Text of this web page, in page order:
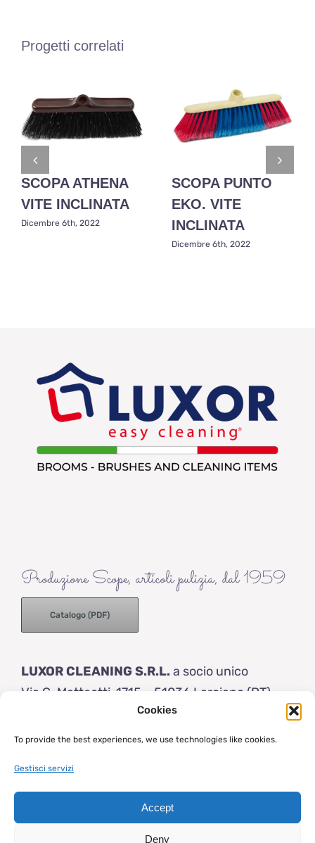
Cookies
To provide the best experiences, we use technologies like cookies.
Gestisci servizi
Accept
Deny
Progetti correlati
SCOPA ATHENA
VITE INCLINATA
Dicembre 6th, 2022
SCOPA PUNTO
EKO. VITE
INCLINATA
Dicembre 6th, 2022
Produzione Scope, articoli pulizia, dal 1959
Catalogo (PDF)
LUXOR CLEANING S.R.L.a socio unico
Via G. Matteotti, 1715 – 51036 Larciano (PT)
Tel: (+39) 0573 83154
© 2023 | Luxor Brushes | Capitale sociale € 50.000 i.v. | VAT P.IVA